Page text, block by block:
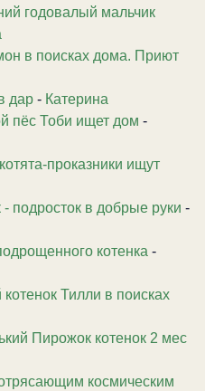
годовалый мальчик
в поисках дома. Приют
дар - Катерина
пёс Тоби ищет дом -
проказники ищут
- подросток в добрые руки -
котенка -
Тилли в поисках
Пирожок котенок 2 мес
космическим